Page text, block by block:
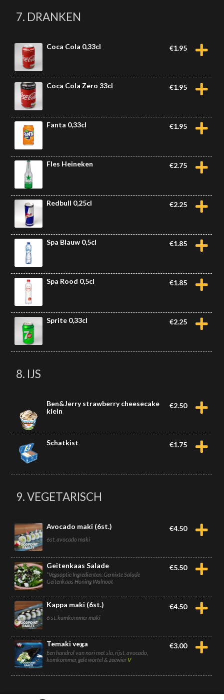
7. DRANKEN
Coca Cola 0,33cl €1.95
Coca Cola Zero 33cl €1.95
Fanta 0,33cl €1.95
Fles Heineken €2.75
Redbull 0,25cl €2.25
Spa Blauw 0,5cl €1.85
Spa Rood 0,5cl €1.85
Sprite 0,33cl €2.25
8. IJS
Ben&Jerry strawberry cheesecake
klein
€2.50
Schatkist €1.75
9. VEGETARISCH
Avocado maki (6st.)
6st. avocado maki
€4.50
Geitenkaas Salade
*Vegaoptie Ingredienten: Gemixte Salade
Geitenkaas Honing Walnoot
€5.50
Kappa maki (6st.)
6 st. komkommer maki
€4.50
Temaki vega
Een handrol van nori met sla, rijst, avocado,
komkommer, gele wortel & zeewierV
€3.00